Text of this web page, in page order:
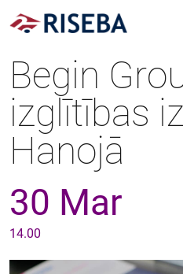
Begin
izglītības
Hanojā
30 Mar
14.00